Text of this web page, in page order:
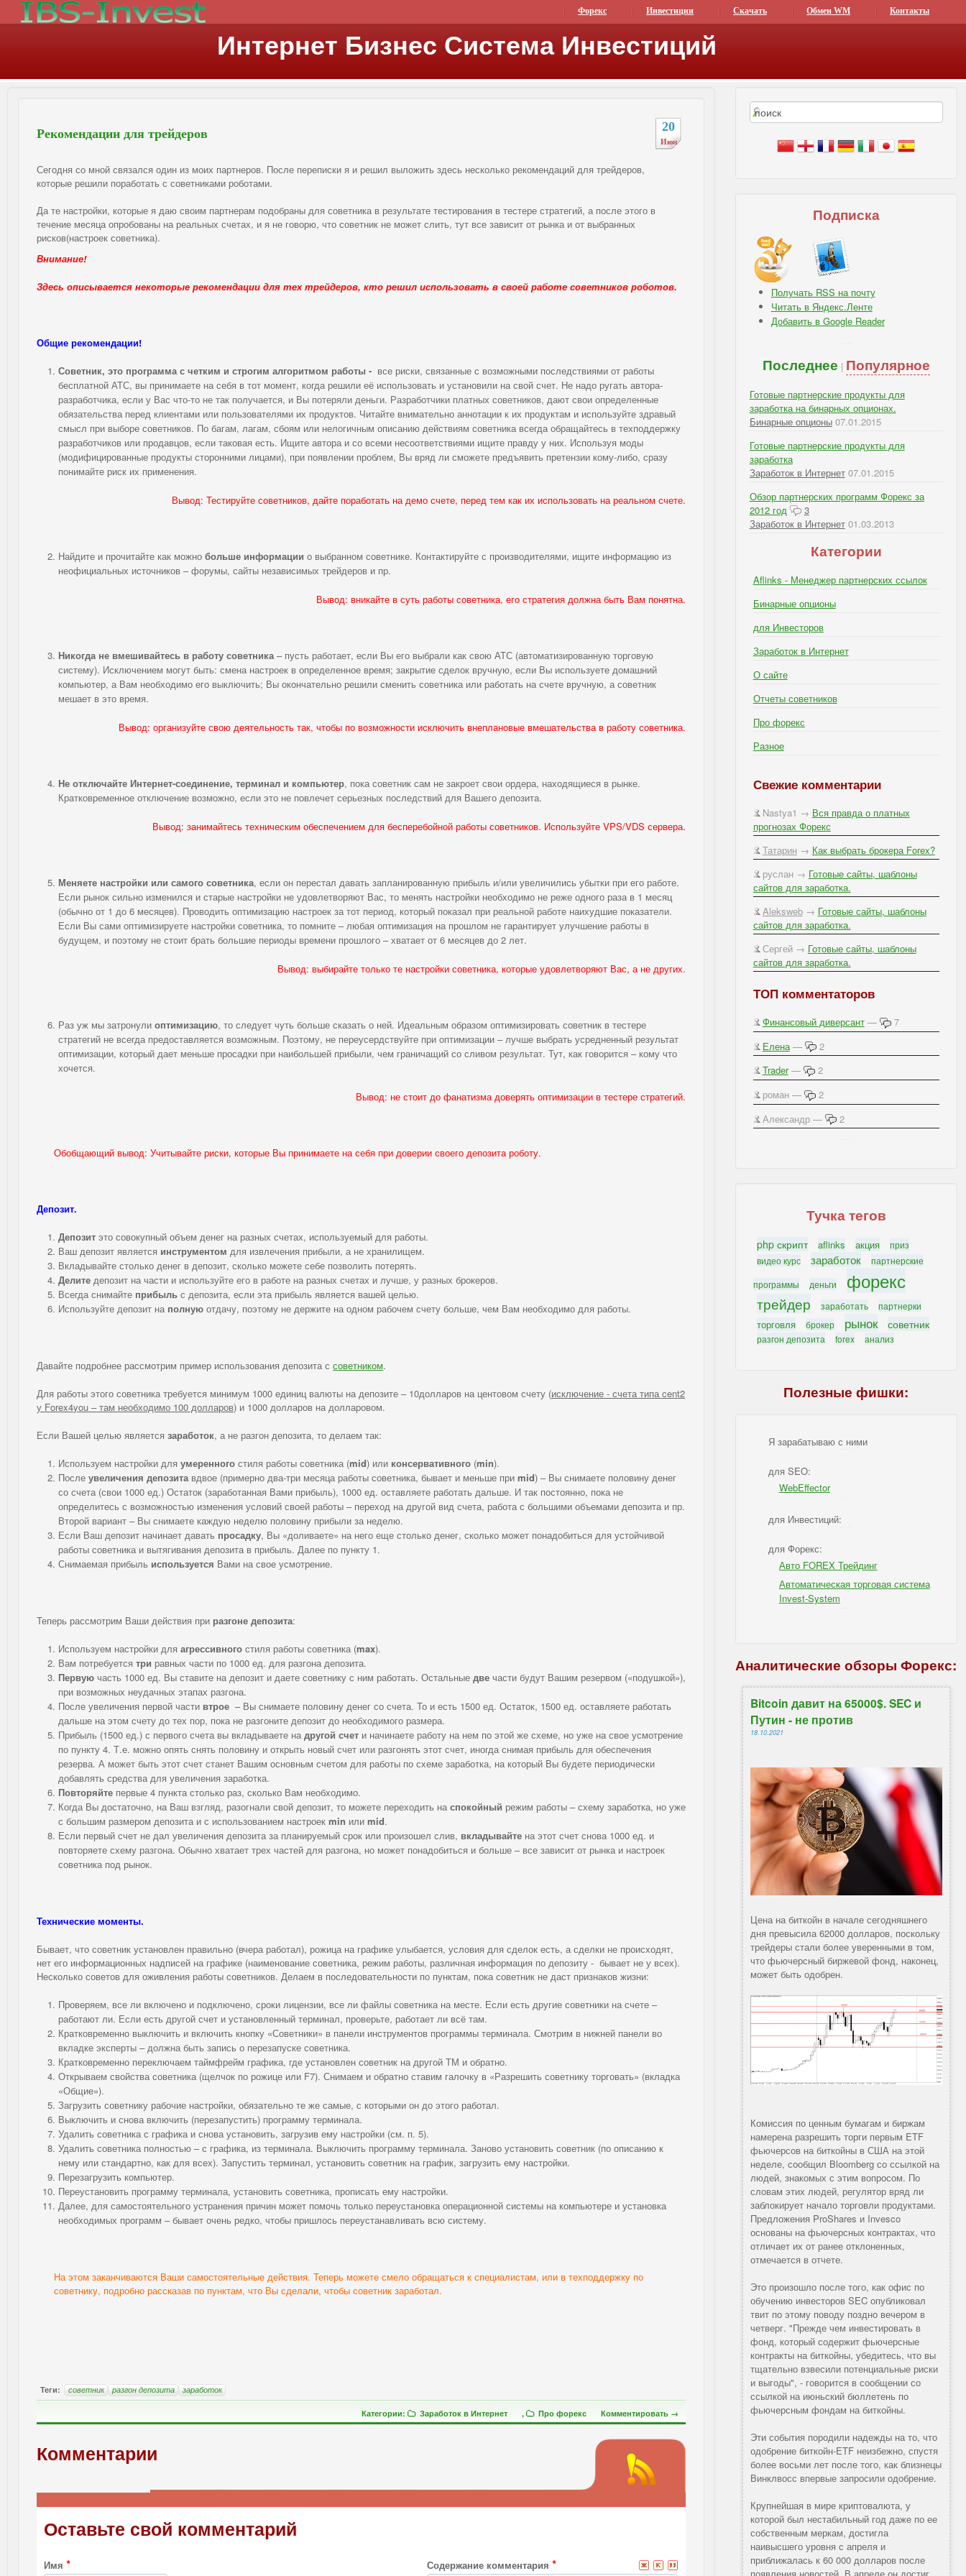
Форекс Инвестиции Скачать Обмен WM Контакты
Интернет Бизнес Система Инвестиций
20
Июн
Рекомендации для трейдеров
Сегодня со мной связался один из моих партнеров. После переписки я и решил выложить здесь несколько рекомендаций для трейдеров,
которые решили поработать с советниками роботами.
Да те настройки, которые я даю своим партнерам подобраны для советника в результате тестирования в тестере стратегий, а после этого в
течение месяца опробованы на реальных счетах, и я не говорю, что советник не может слить, тут все зависит от рынка и от выбранных
рисков(настроек советника).
Внимание!
Здесь описывается некоторые рекомендации для тех трейдеров, кто решил использовать в своей работе советников роботов.
Общие рекомендации!
Советник, это программа с четким и строгим алгоритмом работы - все риски, связанные с возможными последствиями от работы
бесплатной АТС, вы принимаете на себя в тот момент, когда решили её использовать и установили на свой счет. Не надо ругать автора-
разработчика, если у Вас что-то не так получается, и Вы потеряли деньги. Разработчики платных советников, дают свои определенные
обязательства перед клиентами или пользователями их продуктов. Читайте внимательно аннотации к их продуктам и используйте здравый
смысл при выборе советников. По багам, лагам, сбоям или нелогичным описанию действиям советника всегда обращайтесь в техподдержку
разработчиков или продавцов, если таковая есть. Ищите автора и со всеми несоответствиями ищите правду у них. Используя моды
(модифицированные продукты сторонними лицами), при появлении проблем, Вы вряд ли сможете предъявить претензии кому-либо, сразу
понимайте риск их применения.
Вывод: Тестируйте советников, дайте поработать на демо счете, перед тем как их использовать на реальном счете.
Найдите и прочитайте как можно больше информации о выбранном советнике. Контактируйте с производителями, ищите информацию из
неофициальных источников – форумы, сайты независимых трейдеров и пр.
Вывод: вникайте в суть работы советника, его стратегия должна быть Вам понятна.
Никогда не вмешивайтесь в работу советника – пусть работает, если Вы его выбрали как свою АТС (автоматизированную торговую
систему). Исключением могут быть: смена настроек в определенное время; закрытие сделок вручную, если Вы используете домашний
компьютер, а Вам необходимо его выключить; Вы окончательно решили сменить советника или работать на счете вручную, а советник
мешает в это время.
Вывод: организуйте свою деятельность так, чтобы по возможности исключить внеплановые вмешательства в работу советника.
Не отключайте Интернет-соединение, терминал и компьютер, пока советник сам не закроет свои ордера, находящиеся в рынке.
Кратковременное отключение возможно, если это не повлечет серьезных последствий для Вашего депозита.
Вывод: занимайтесь техническим обеспечением для бесперебойной работы советников. ИспользуйтеVPS/VDS сервера.
Меняете настройки или самого советника, если он перестал давать запланированную прибыль и/или увеличились убытки при его работе.
Если рынок сильно изменился и старые настройки не удовлетворяют Вас, то менять настройки необходимо не реже одного раза в 1 месяц
(обычно от 1 до 6 месяцев). Проводить оптимизацию настроек за тот период, который показал при реальной работе наихудшие показатели.
Если Вы сами оптимизируете настройки советника, то помните – любая оптимизация на прошлом не гарантирует улучшение работы в
будущем, и поэтому не стоит брать большие периоды времени прошлого – хватает от 6 месяцев до 2 лет.
Вывод: выбирайте только те настройки советника, которые удовлетворяют Вас, а не других.
Раз уж мы затронули оптимизацию, то следует чуть больше сказать о ней. Идеальным образом оптимизировать советник в тестере
стратегий не всегда предоставляется возможным. Поэтому, не переусердствуйте при оптимизации – лучше выбрать усредненный результат
оптимизации, который дает меньше просадки при наибольшей прибыли, чем граничащий со сливом результат. Тут, как говорится – кому что
хочется.
Вывод: не стоит до фанатизма доверять оптимизации в тестере стратегий.
Обобщающий вывод: Учитывайте риски, которые Вы принимаете на себя при доверии своего депозита роботу.
Депозит.
Депозит это совокупный объем денег на разных счетах, используемый для работы.
Ваш депозит является инструментом для извлечения прибыли, а не хранилищем.
Вкладывайте столько денег в депозит, сколько можете себе позволить потерять.
Делите депозит на части и используйте его в работе на разных счетах и лучше, у разных брокеров.
Всегда снимайте прибыль с депозита, если эта прибыль является вашей целью.
Используйте депозит на полную отдачу, поэтому не держите на одном рабочем счету больше, чем Вам необходимо для работы.
Давайте подробнее рассмотрим пример использования депозита с советником.
Для работы этого советника требуется минимум 1000 единиц валюты на депозите – 10долларов на центовом счету (исключение - счета типа cent2
у Forex4you – там необходимо 100 долларов) и 1000 долларов на долларовом.
Если Вашей целью является заработок, а не разгон депозита, то делаем так:
Используем настройки для умеренного стиля работы советника (mid) или консервативного (min).
После увеличения депозита вдвое (примерно два-три месяца работы советника, бывает и меньше при mid) – Вы снимаете половину денег
со счета (свои 1000 ед.) Остаток (заработанная Вами прибыль), 1000 ед. оставляете работать дальше. И так постоянно, пока не
определитесь с возможностью изменения условий своей работы – переход на другой вид счета, работа с большими объемами депозита и пр.
Второй вариант – Вы снимаете каждую неделю половину прибыли за неделю.
Если Ваш депозит начинает давать просадку, Вы «доливаете» на него еще столько денег, сколько может понадобиться для устойчивой
работы советника и вытягивания депозита в прибыль. Далее по пункту 1.
Снимаемая прибыль используется Вами на свое усмотрение.
Теперь рассмотрим Ваши действия при разгоне депозита:
Используем настройки для агрессивного стиля работы советника (max).
Вам потребуется три равных части по 1000 ед. для разгона депозита.
Первую часть 1000 ед. Вы ставите на депозит и даете советнику с ним работать. Остальные две части будут Вашим резервом («подушкой»),
при возможных неудачных этапах разгона.
После увеличения первой части втрое – Вы снимаете половину денег со счета. То и есть 1500 ед. Остаток, 1500 ед. оставляете работать
дальше на этом счету до тех пор, пока не разгоните депозит до необходимого размера.
Прибыль (1500 ед.) с первого счета вы вкладываете на другой счет и начинаете работу на нем по этой же схеме, но уже на свое усмотрение
по пункту 4. Т.е. можно опять снять половину и открыть новый счет или разгонять этот счет, иногда снимая прибыль для обеспечения
резерва. А может быть этот счет станет Вашим основным счетом для работы по схеме заработка, на который Вы будете периодически
добавлять средства для увеличения заработка.
Повторяйте первые 4 пункта столько раз, сколько Вам необходимо.
Когда Вы достаточно, на Ваш взгляд, разогнали свой депозит, то можете переходить на спокойный режим работы – схему заработка, но уже
с большим размером депозита и с использованием настроек min или mid.
Если первый счет не дал увеличения депозита за планируемый срок или произошел слив, вкладывайте на этот счет снова 1000 ед. и
повторяете схему разгона. Обычно хватает трех частей для разгона, но может понадобиться и больше – все зависит от рынка и настроек
советника под рынок.
Технические моменты.
Бывает, что советник установлен правильно (вчера работал), рожица на графике улыбается, условия для сделок есть, а сделки не происходят,
нет его информационных надписей на графике (наименование советника, режим работы, различная информация по депозиту - бывает не у всех).
Несколько советов для оживления работы советников. Делаем в последовательности по пунктам, пока советник не даст признаков жизни:
Проверяем, все ли включено и подключено, сроки лицензии, все ли файлы советника на месте. Если есть другие советники на счете –
работают ли. Если есть другой счет и установленный терминал, проверьте, работает ли всё там.
Кратковременно выключить и включить кнопку «Советники» в панели инструментов программы терминала. Смотрим в нижней панели во
вкладке эксперты – должна быть запись о перезапуске советника.
Кратковременно переключаем таймфрейм графика, где установлен советник на другой ТМ и обратно.
Открываем свойства советника (щелчок по рожице или F7). Снимаем и обратно ставим галочку в «Разрешить советнику торговать» (вкладка
«Общие»).
Загрузить советнику рабочие настройки, обязательно те же самые, с которыми он до этого работал.
Выключить и снова включить (перезапустить) программу терминала.
Удалить советника с графика и снова установить, загрузив ему настройки (см. п. 5).
Удалить советника полностью – с графика, из терминала. Выключить программу терминала. Заново установить советник (по описанию к
нему или стандартно, как для всех). Запустить терминал, установить советник на график, загрузить ему настройки.
Перезагрузить компьютер.
Переустановить программу терминала, установить советника, прописать ему настройки.
Далее, для самостоятельного устранения причин может помочь только переустановка операционной системы на компьютере и установка
необходимых программ – бывает очень редко, чтобы пришлось переустанавливать всю систему.
На этом заканчиваются Ваши самостоятельные действия. Теперь можете смело обращаться к специалистам, или в техподдержку по
советнику, подробно рассказав по пунктам, что Вы сделали, чтобы советник заработал.
Теги: советник разгон депозита заработок
Категории: Заработок в Интернет , Про форекс Комментировать →
Комментарии
Оставьте свой комментарий
Имя * Содержание комментария*
Подписка
Получать RSS на почту
Читать в Яндекс.Ленте
Добавить в Google Reader
Последнее | Популярное
Готовые партнерские продукты для
заработка на бинарных опционах.
Бинарные опционы07.01.2015
Готовые партнерские продукты для
заработка
Заработок в Интернет07.01.2015
Обзор партнерских программ Форекс за
2012 год
3
Заработок в Интернет01.03.2013
Категории
Aflinks - Менеджер партнерских ссылок
Бинарные опционы
для Инвесторов
Заработок в Интернет
О сайте
Отчеты советников
Про форекс
Разное
Свежие комментарии
Nastya1 → Вся правда о платных
прогнозах Форекс
Татарин→ Как выбрать брокера Forex?
руслан → Готовые сайты, шаблоны
сайтов для заработка.
Aleksweb→ Готовые сайты, шаблоны
сайтов для заработка.
Сергей → Готовые сайты, шаблоны
сайтов для заработка.
ТОП комментаторов
Финансовый диверсант—
7
Елена—
2
Trader—
2
роман —
2
Александр —
2
Тучка тегов
php скрипт aflinks акция
приз
видео курс
заработок
партнерские
программы
деньги форекс
трейдер заработать партнерки
торговля брокер рынок советник
разгон депозита forex анализ
Полезные фишки:
Я зарабатываю с ними
для SEO:
WebEffector
для Инвестиций:
для Форекс:
Авто FOREX Трейдинг
Автоматическая торговая система
Invest-System
Аналитические обзоры Форекс:
Bitcoin давит на 65000$. SEC и
Путин - не против
18.10.2021
Цена на биткойн в начале сегодняшнего
дня превысила 62000 долларов, поскольку
трейдеры стали более уверенными в том,
что фьючерсный биржевой фонд, наконец,
может быть одобрен.
Комиссия по ценным бумагам и биржам
намерена разрешить торги первым ETF
фьючерсов на биткойны в США на этой
неделе, сообщил Bloomberg со ссылкой на
людей, знакомых с этим вопросом. По
словам этих людей, регулятор вряд ли
заблокирует начало торговли продуктами.
Предложения ProShares и Invesco
основаны на фьючерсных контрактах, что
отличает их от ранее отклоненных,
отмечается в отчете.
Это произошло после того, как офис по
обучению инвесторов SEC опубликовал
твит по этому поводу поздно вечером в
четверг. "Прежде чем инвестировать в
фонд, который содержит фьючерсные
контракты на биткойны, убедитесь, что вы
тщательно взвесили потенциальные риски
и выгоды", - говорится в сообщении со
ссылкой на июньский бюллетень по
фьючерсным фондам на биткойны.
Эти события породили надежды на то, что
одобрение биткойн-ETF неизбежно, спустя
более восьми лет после того, как близнецы
Винклвосс впервые запросили одобрение.
Крупнейшая в мире криптовалюта, у
которой был нестабильный год даже по ее
собственным меркам, достигла
наивысшего уровня с апреля и
приближалась к 60 000 долларов после
появления новостей. В апреле он достиг